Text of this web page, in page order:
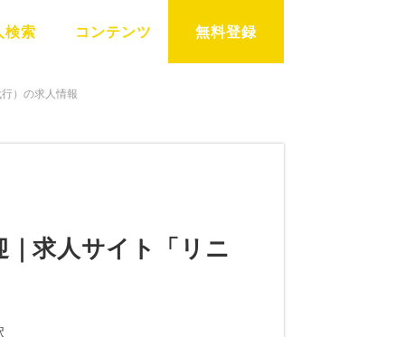
検索 コンテンツ 無料登録
）の求人情報
求人サイト「リニ